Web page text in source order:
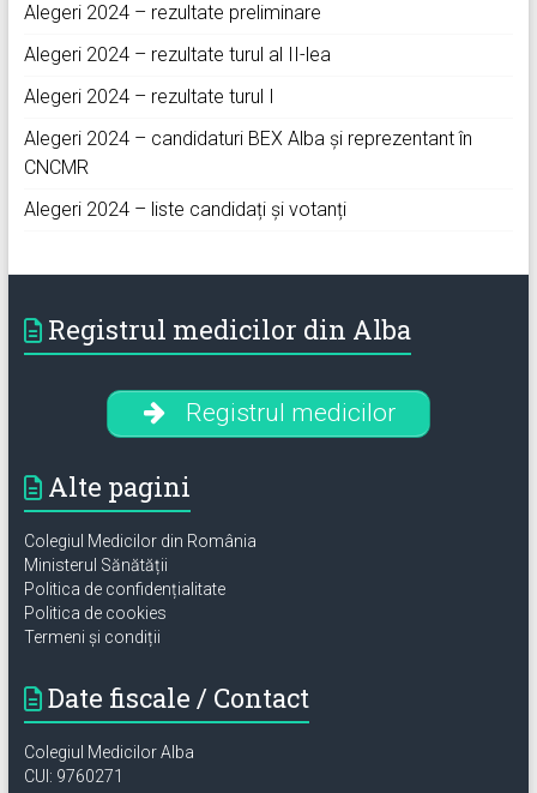
Alegeri 2024 – rezultate preliminare
Alegeri 2024 – rezultate turul al II-lea
Alegeri 2024 – rezultate turul I
Alegeri 2024 – candidaturi BEX Alba și reprezentant în
CNCMR
Alegeri 2024 – liste candidați și votanți
Registrul medicilor din Alba
Registrul medicilor
Alte pagini
Colegiul Medicilor din România
Ministerul Sănătății
Politica de confidențialitate
Politica de cookies
Termeni și condiții
Date fiscale / Contact
Colegiul Medicilor Alba
CUI: 9760271